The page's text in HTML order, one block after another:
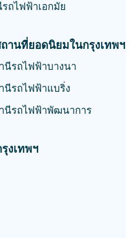
ถไฟฟ้าเอกมัย
านที่ยอดนิยมในกรุงเทพฯ
นีรถไฟฟ้าบางนา
นีรถไฟฟ้าแบริ่ง
นีรถไฟฟ้าพัฒนาการ
งเทพฯ